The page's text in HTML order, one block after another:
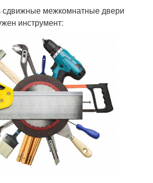
сдвижные межкомнатные двери
инструмент: